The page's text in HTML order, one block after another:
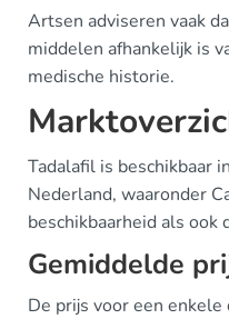
Artsen adviseren vaak
middelen afhankelijk is
medische historie.
Tadalafil is beschikbaar
Nederland, waaronder
beschikbaarheid als ook
Gemiddelde
De prijs voor een